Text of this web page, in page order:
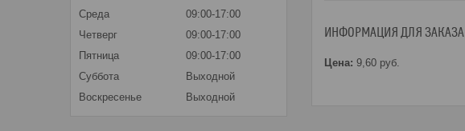
ИНФОРМАЦИЯ ДЛЯ ЗАКАЗА
Цена: 9,60 руб.
Среда
09:00-17:00
Четверг
09:00-17:00
Пятница
09:00-17:00
Суббота
Выходной
Воскресенье
Выходной